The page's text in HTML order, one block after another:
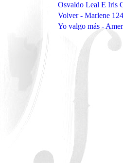
Osvaldo Leal E Iris
Volver - Marlene
Yo valgo más -